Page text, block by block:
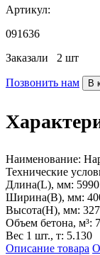
Артикул:
091636
Заказали 2 шт
Позвонить нам В
Наименование:
Технические
Длина(L), мм: 5990
Ширина(B), мм:
Высота(H), мм:
Объем бетона, м³:
Вес 1 шт., т: 5.130
Описание товара О